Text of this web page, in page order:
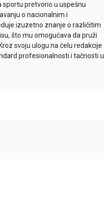
sportu pretvorio u uspešnu
o nacionalnim i
izuzetno znanje o različitim
što mu omogućava da pruži
svoju ulogu na čelu redakcije
profesionalnosti i tačnosti u